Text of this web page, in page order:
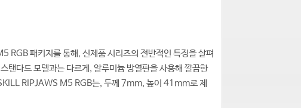
패키지를 통해, 신제품 시리즈의 전반적인 특징을 살펴
탠다드 모델과는 다르게, 알루미늄 방열판을 사용해 깔끔한
RIPJAWS M5 RGB는, 두께 7mm, 높이 41mm로 제